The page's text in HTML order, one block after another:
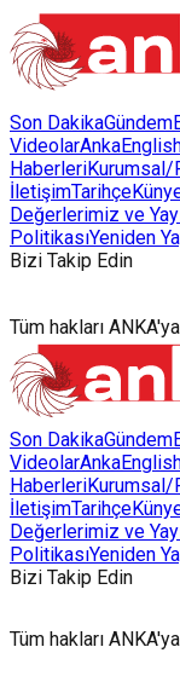
Son DakikaGündem
Videolar
HaberleriKurumsal/
İletişimTarihçe
Değerlerimiz ve
PolitikasıYeniden
Bizi Takip Edin
Tüm hakları
Son DakikaGündem
Videolar
HaberleriKurumsal/
İletişimTarihçe
Değerlerimiz ve
PolitikasıYeniden
Bizi Takip Edin
Tüm hakları